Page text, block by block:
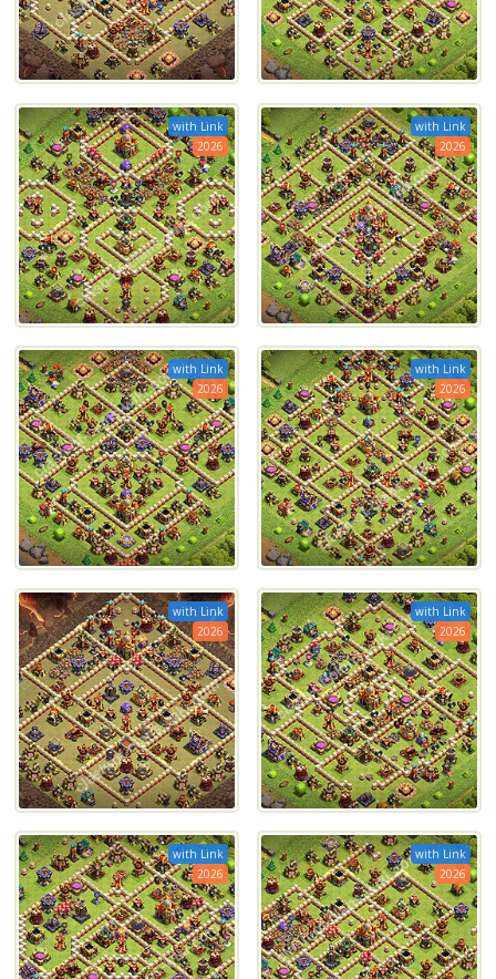
with Link
2026
with Link
2026
with Link
2026
with Link
2026
with Link
2026
with Link
2026
with Link
2026
with Link
2026